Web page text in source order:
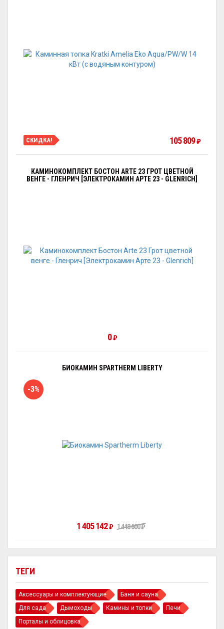
ТЕГИ
Аксессуары и комплектующие
Баня и сауна
Для сада
Дымоходы Камины и топки
Печи
Порталы и облицовка
СКИДКА! 105 809₽
КАМИНОКОМПЛЕКТ БОСТОН ARTE 23 ГРОТ ЦВЕТНОЙ
ВЕНГЕ - ГЛЕНРИЧ [ЭЛЕКТРОКАМИН АРТЕ 23 - GLENRICH]
0₽
БИОКАМИН SPARTHERM LIBERTY
-3%
1 405 142₽ 1 448 600₽